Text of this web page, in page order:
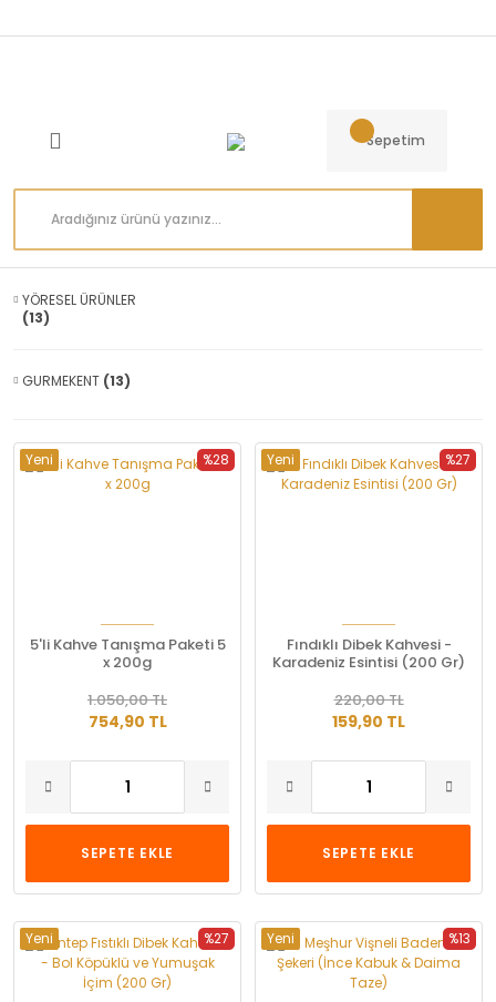
Sepetim
YÖRESEL ÜRÜNLER
(13)
GURMEKENT (13)
%28
Yeni
5'li Kahve Tanışma Paketi 5
x 200g
754,90 TL
1.050,00 TL
SEPETE EKLE
%27
Yeni
Fındıklı Dibek Kahvesi -
Karadeniz Esintisi (200 Gr)
159,90 TL
220,00 TL
SEPETE EKLE
%27
Yeni %13
Yeni